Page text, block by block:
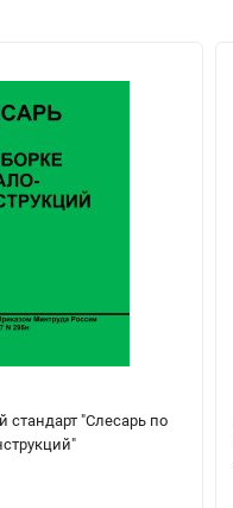
"Слесарь по